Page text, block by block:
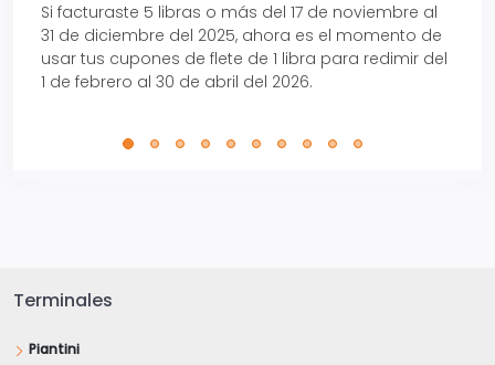
Si facturaste 5 libras o más del 17 de noviembre al
31 de diciembre del 2025, ahora es el momento de
usar tus cupones de flete de 1 libra para redimir del
1 de febrero al 30 de abril del 2026.
Terminales
Piantini